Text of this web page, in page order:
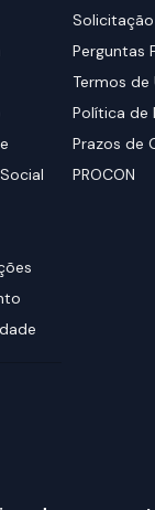
Perguntas
Termos de
Política de
Prazos de
PROCON